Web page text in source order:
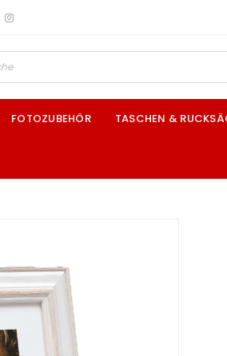
FOTOZUBEHÖR TASCHEN &